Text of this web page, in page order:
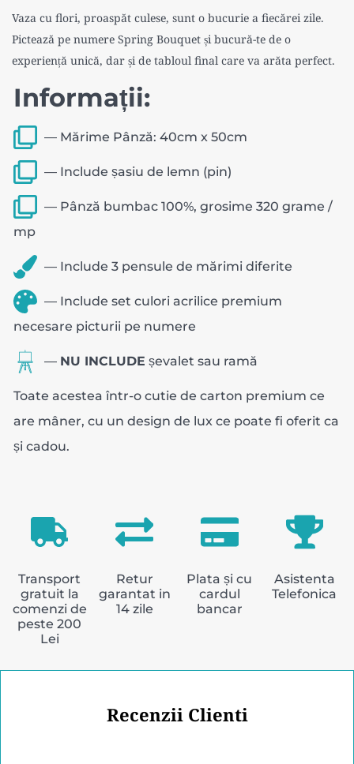
Vaza cu flori, proaspăt culese, sunt o bucurie a fiecărei zile.
Pictează pe numere Spring Bouquet și bucură-te de o
experiență unică, dar și de tabloul final care va arăta perfect.
Informații:
― Mărime Pânză: 40cm x 50cm
― Include șasiu de lemn (pin)
― Pânză bumbac 100%, grosime 320 grame /
mp
― Include 3 pensule de mărimi diferite
― Include set culori acrilice premium
necesare picturii pe numere
― NU INCLUDE șevalet sau ramă
Toate acestea într-o cutie de carton premium ce
are mâner, cu un design de lux ce poate fi oferit ca
și cadou.
Transport
gratuit la
comenzi de
peste 200
Lei
Retur
garantat in
14 zile
Plata și cu
cardul
bancar
Asistenta
Telefonica
Recenzii Clienti